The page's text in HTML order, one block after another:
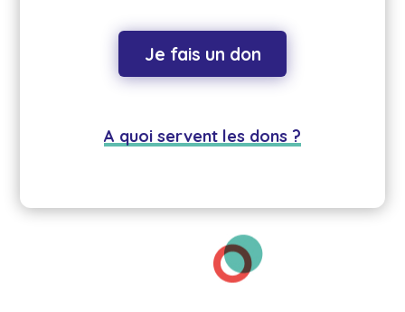
Je fais un don
A quoi servent les dons ?